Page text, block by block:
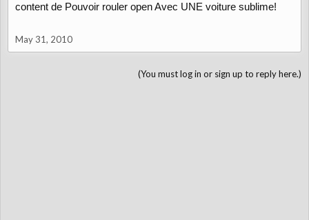
content de Pouvoir rouler open Avec UNE voiture sublime!
May 31, 2010
(You must log in or sign up to reply here.)